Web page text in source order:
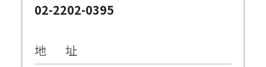
02-2202-0395
地 址